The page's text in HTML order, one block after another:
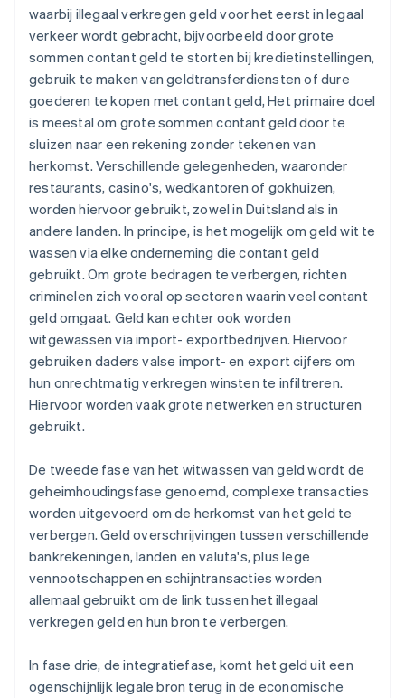
waarbij illegaal verkregen geld voor het eerst in legaal
verkeer wordt gebracht, bijvoorbeeld door grote
sommen contant geld te storten bij kredietinstellingen,
gebruik te maken van geldtransferdiensten of dure
goederen te kopen met contant geld, Het primaire doel
is meestal om grote sommen contant geld door te
sluizen naar een rekening zonder tekenen van
herkomst. Verschillende gelegenheden, waaronder
restaurants, casino's, wedkantoren of gokhuizen,
worden hiervoor gebruikt, zowel in Duitsland als in
andere landen. In principe, is het mogelijk om geld wit te
wassen via elke onderneming die contant geld
gebruikt. Om grote bedragen te verbergen, richten
criminelen zich vooral op sectoren waarin veel contant
geld omgaat. Geld kan echter ook worden
witgewassen via import- exportbedrijven. Hiervoor
gebruiken daders valse import- en export cijfers om
hun onrechtmatig verkregen winsten te infiltreren.
Hiervoor worden vaak grote netwerken en structuren
gebruikt.
De tweede fase van het witwassen van geld wordt de
geheimhoudingsfase genoemd, complexe transacties
worden uitgevoerd om de herkomst van het geld te
verbergen. Geld overschrijvingen tussen verschillende
bankrekeningen, landen en valuta's, plus lege
vennootschappen en schijntransacties worden
allemaal gebruikt om de link tussen het illegaal
verkregen geld en hun bron te verbergen.
In fase drie, de integratiefase, komt het geld uit een
ogenschijnlijk legale bron terug in de economische